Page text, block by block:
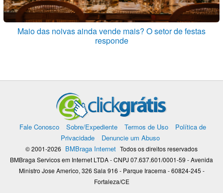
Maio das noivas ainda vende mais? O setor de festas
responde
Fale Conosco Sobre/Expediente Termos de Uso
Política de
Privacidade
Denuncie um Abuso
© 2001-2026 BMBraga Internet Todos os direitos reservados
BMBraga Servicos em Internet LTDA - CNPJ 07.637.601/0001-59 - Avenida
Ministro Jose Americo, 326 Sala 916 - Parque Iracema - 60824-245 -
Fortaleza/CE